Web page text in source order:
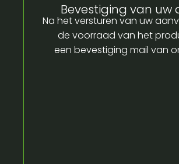
Bevestiging van uw
Na het versturen van uw
de voorraad van het
een bevestiging mail van